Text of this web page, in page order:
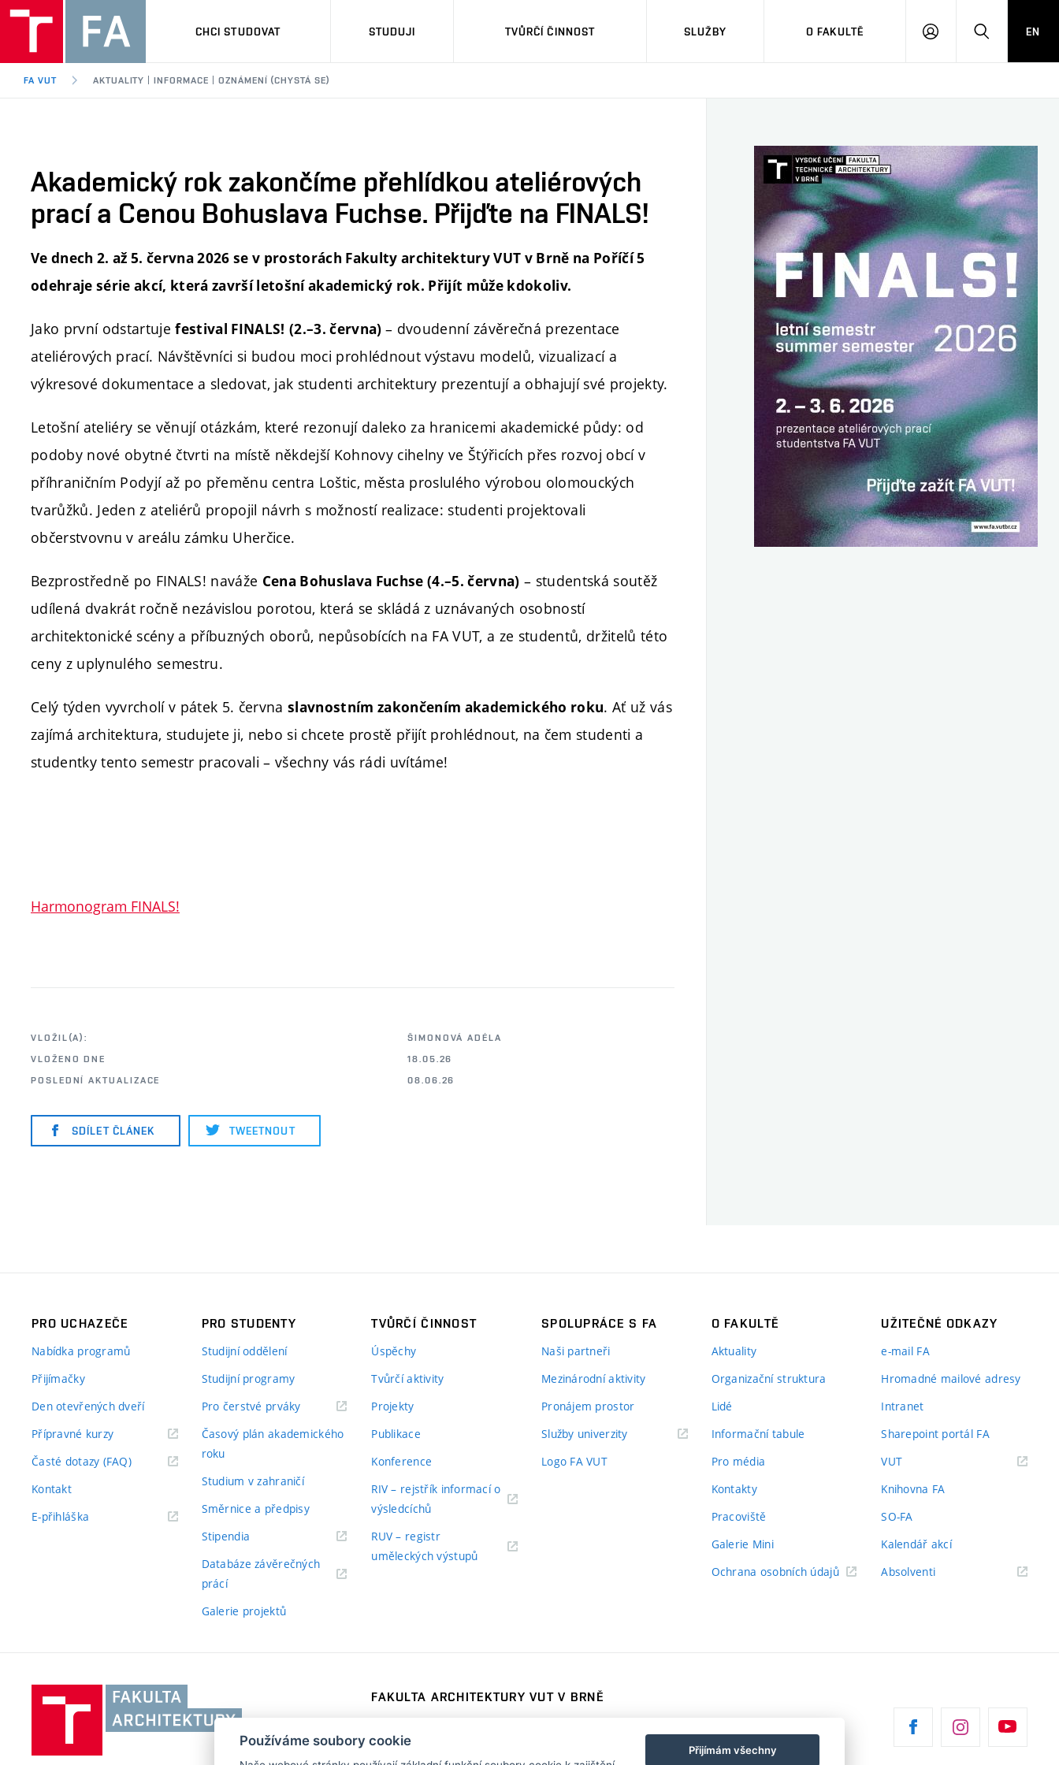
CHCI STUDOVAT STUDUJI TVŮRČÍ ČINNOST SLUŽBY O FAKULTĚ
PŘIHLÁSITHLEDAT
EN
FA VUT AKTUALITY | INFORMACE | OZNÁMENÍ (CHYSTÁ SE)
Akademický rok zakončíme přehlídkou ateliérových
prací a Cenou Bohuslava Fuchse. Přijďte na FINALS!
Ve dnech 2. až 5. června 2026 se v prostorách Fakulty architektury VUT v Brně na Poříčí 5
odehraje série akcí, která završí letošní akademický rok. Přijít může kdokoliv.
Jako první odstartujefestival FINALS! (2.–3. června)– dvoudenní závěrečná prezentace
ateliérových prací. Návštěvníci si budou moci prohlédnout výstavu modelů, vizualizací a
výkresové dokumentace a sledovat, jak studenti architektury prezentují a obhajují své projekty.
Letošní ateliéry se věnují otázkám, které rezonují daleko za hranicemi akademické půdy: od
podoby nové obytné čtvrti na místě někdejší Kohnovy cihelny ve Štýřicích přes rozvoj obcí v
příhraničním Podyjí až po přeměnu centra Loštic, města proslulého výrobou olomouckých
tvarůžků. Jeden z ateliérů propojil návrh s možností realizace: studenti projektovali
občerstvovnu v areálu zámku Uherčice.
Bezprostředně po FINALS! naváže Cena Bohuslava Fuchse (4.–5. června) – studentská soutěž
udílená dvakrát ročně nezávislou porotou, která se skládá z uznávaných osobností
architektonické scény a příbuzných oborů, nepůsobících na FA VUT, a ze studentů, držitelů této
ceny z uplynulého semestru.
Celý týden vyvrcholí v pátek 5. června slavnostním zakončením akademického roku. Ať už vás
zajímá architektura, studujete ji, nebo si chcete prostě přijít prohlédnout, na čem studenti a
studentky tento semestr pracovali – všechny vás rádi uvítáme!
Harmonogram FINALS!
VLOŽIL(A):
ŠIMONOVÁ ADÉLA
VLOŽENO DNE
18.05.26
POSLEDNÍ AKTUALIZACE
08.06.26
SDÍLET ČLÁNEK TWEETNOUT
PRO UCHAZEČE
Nabídka programů
Přijímačky
Den otevřených dveří
Přípravné kurzy
Časté dotazy (FAQ)
Kontakt
E-přihláška
PRO STUDENTY
Studijní oddělení
Studijní programy
Pro čerstvé prváky
Časový plán akademického
roku
Studium v zahraničí
Směrnice a předpisy
Stipendia
Databáze závěrečných
prácí
Galerie projektů
TVŮRČÍ ČINNOST
Úspěchy
Tvůrčí aktivity
Projekty
Publikace
Konference
RIV – rejstřík informací o
výsledcíchů
RUV – registr
uměleckých výstupů
SPOLUPRÁCE S FA
Naši partneři
Mezinárodní aktivity
Pronájem prostor
Služby univerzity
Logo FA VUT
O FAKULTĚ
Aktuality
Organizační struktura
Lidé
Informační tabule
Pro média
Kontakty
Pracoviště
Galerie Mini
Ochrana osobních údajů
UŽITEČNÉ ODKAZY
e-mail FA
Hromadné mailové adresy
Intranet
Sharepoint portál FA
VUT(externí
Knihovna FA
SO-FA
Kalendář akcí
Absolventi(externí
učení
technické
FAKULTA ARCHITEKTURY VUT V BRNĚ
Telefon: 54114 6600
Používáme soubory cookie
Přijímám všechny